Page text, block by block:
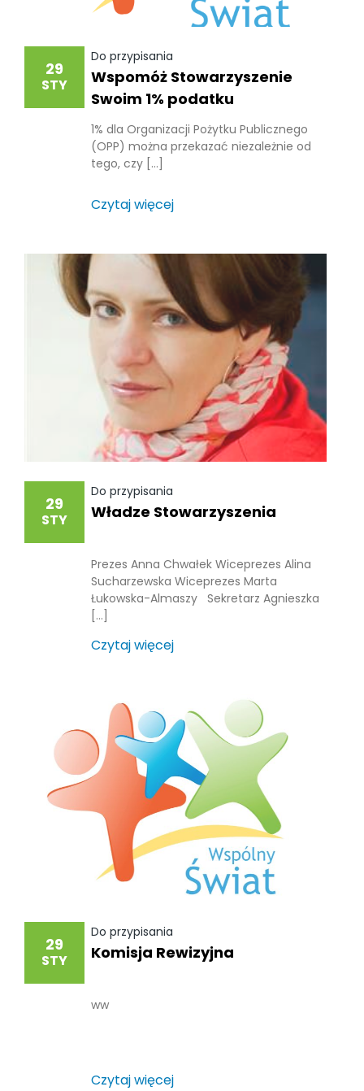
29
STY
Do przypisania
Wspomóż Stowarzyszenie
Swoim 1% podatku
1% dla Organizacji Pożytku Publicznego
(OPP) można przekazać niezależnie od
tego, czy […]
Czytaj więcej
29
STY
Do przypisania
Władze Stowarzyszenia
Prezes Anna Chwałek Wiceprezes Alina
Sucharzewska Wiceprezes Marta
Łukowska-Almaszy Sekretarz Agnieszka
[…]
Czytaj więcej
29
STY
Do przypisania
Komisja Rewizyjna
ww
Czytaj więcej